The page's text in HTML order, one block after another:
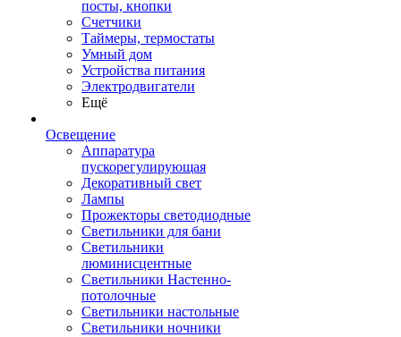
посты, кнопки
Счетчики
Таймеры, термостаты
Умный дом
Устройства питания
Электродвигатели
Ещё
Освещение
Аппаратура
пускорегулирующая
Декоративный свет
Лампы
Прожекторы светодиодные
Светильники для бани
Светильники
люминисцентные
Светильники Настенно-
потолочные
Светильники настольные
Светильники ночники